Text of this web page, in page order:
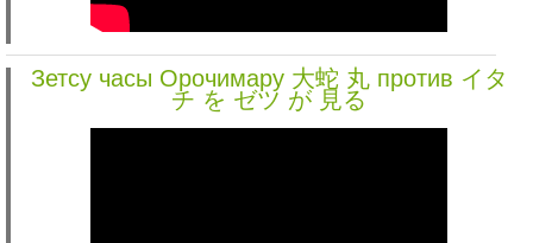
Зетсу часы Орочимару 大蛇 丸 против イタ
チ を ゼツ が 見る